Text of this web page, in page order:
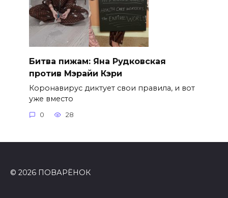
Битва пижам: Яна Рудковская
против Мэрайи Кэри
Коронавирус диктует свои правила, и вот
уже вместо
0 28
© 2026 ПОВАРЁНОК